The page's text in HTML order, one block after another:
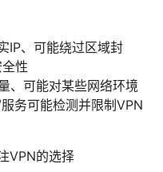
IP、可能绕过区域封
性
、可能对某些网络环境
务可能检测并限制VPN
VPN的选择